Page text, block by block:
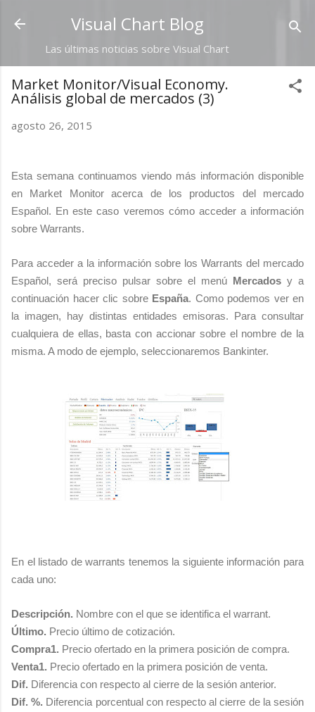
Ir al contenido principal
Visual Chart Blog
Las últimas noticias sobre Visual Chart
Market Monitor/Visual Economy.
Análisis global de mercados (3)
agosto 26, 2015
Esta semana continuamos viendo más información disponible
en Market Monitor acerca de los productos del mercado
Español. En este caso veremos cómo acceder a información
sobre Warrants.
Para acceder a la información sobre los Warrants del mercado
Español, será preciso pulsar sobre el menú Mercados y a
continuación hacer clic sobre España. Como podemos ver en
la imagen, hay distintas entidades emisoras. Para consultar
cualquiera de ellas, basta con accionar sobre el nombre de la
misma. A modo de ejemplo, seleccionaremos Bankinter.
En el listado de warrants tenemos la siguiente información para
cada uno:
Descripción. Nombre con el que se identifica el warrant.
Último. Precio último de cotización.
Compra1. Precio ofertado en la primera posición de compra.
Venta1. Precio ofertado en la primera posición de venta.
Dif. Diferencia con respecto al cierre de la sesión anterior.
Dif. %. Diferencia porcentual con respecto al cierre de la sesión